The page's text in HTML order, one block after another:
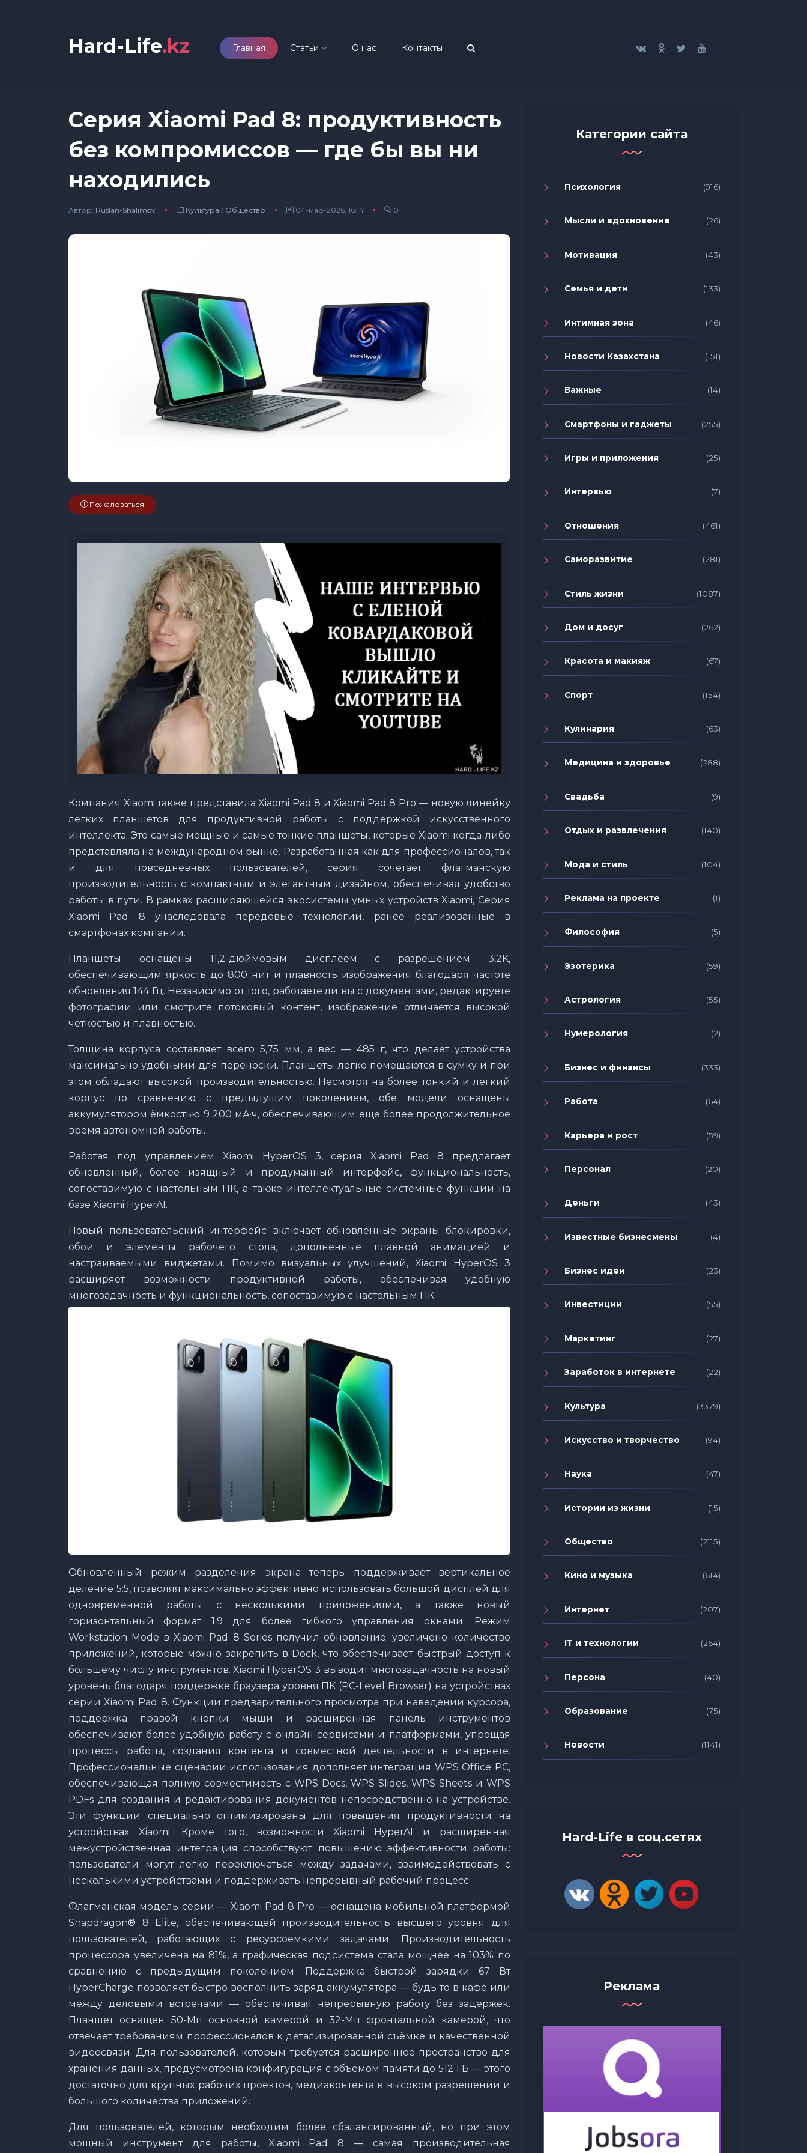
Hard-Life.kz Главная Статьи О нас Контакты
Серия Xiaomi Pad 8: продуктивность
без компромиссов — где бы вы ни
находились
Автор: Ruslan-Shalimov Культура / Общество 04-мар-2026, 16:14 0
Пожаловаться
Компания Xiaomi также представила Xiaomi Pad 8 и Xiaomi Pad 8 Pro — новую линейку
легких планшетов для продуктивной работы с поддержкой искусственного
интеллекта. Это самые мощные и самые тонкие планшеты, которые Xiaomi когда-либо
представляла на международном рынке. Разработанная как для профессионалов, так
и для повседневных пользователей, серия сочетает флагманскую
производительность с компактным и элегантным дизайном, обеспечивая удобство
работы в пути. В рамках расширяющейся экосистемы умных устройств Xiaomi, Серия
Xiaomi Pad 8 унаследовала передовые технологии, ранее реализованные в
смартфонах компании.
Планшеты оснащены 11,2-дюймовым дисплеем с разрешением 3,2K,
обеспечивающим яркость до 800 нит и плавность изображения благодаря частоте
обновления 144 Гц. Независимо от того, работаете ли вы с документами, редактируете
фотографии или смотрите потоковый контент, изображение отличается высокой
четкостью и плавностью.
Толщина корпуса составляет всего 5,75 мм, а вес — 485 г, что делает устройства
максимально удобными для переноски. Планшеты легко помещаются в сумку и при
этом обладают высокой производительностью. Несмотря на более тонкий и лёгкий
корпус по сравнению с предыдущим поколением, обе модели оснащены
аккумулятором ёмкостью 9 200 мА·ч, обеспечивающим ещё более продолжительное
время автономной работы.
Работая под управлением Xiaomi HyperOS 3, серия Xiaomi Pad 8 предлагает
обновленный, более изящный и продуманный интерфейс, функциональность,
сопоставимую с настольным ПК, а также интеллектуальные системные функции на
базе Xiaomi HyperAI.
Новый пользовательский интерфейс включает обновленные экраны блокировки,
обои и элементы рабочего стола, дополненные плавной анимацией и
настраиваемыми виджетами. Помимо визуальных улучшений, Xiaomi HyperOS 3
расширяет возможности продуктивной работы, обеспечивая удобную
многозадачность и функциональность, сопоставимую с настольным ПК.
Обновленный режим разделения экрана теперь поддерживает вертикальное
деление 5:5, позволяя максимально эффективно использовать большой дисплей для
одновременной работы с несколькими приложениями, а также новый
горизонтальный формат 1:9 для более гибкого управления окнами. Режим
Workstation Mode в Xiaomi Pad 8 Series получил обновление: увеличено количество
приложений, которые можно закрепить в Dock, что обеспечивает быстрый доступ к
большему числу инструментов. Xiaomi HyperOS 3 выводит многозадачность на новый
уровень благодаря поддержке браузера уровня ПК (PC-Level Browser) на устройствах
серии Xiaomi Pad 8. Функции предварительного просмотра при наведении курсора,
поддержка правой кнопки мыши и расширенная панель инструментов
обеспечивают более удобную работу с онлайн-сервисами и платформами, упрощая
процессы работы, создания контента и совместной деятельности в интернете.
Профессиональные сценарии использования дополняет интеграция WPS Office PC,
обеспечивающая полную совместимость с WPS Docs, WPS Slides, WPS Sheets и WPS
PDFs для создания и редактирования документов непосредственно на устройстве.
Эти функции специально оптимизированы для повышения продуктивности на
устройствах Xiaomi. Кроме того, возможности Xiaomi HyperAI и расширенная
межустройственная интеграция способствуют повышению эффективности работы:
пользователи могут легко переключаться между задачами, взаимодействовать с
несколькими устройствами и поддерживать непрерывный рабочий процесс.
Флагманская модель серии — Xiaomi Pad 8 Pro — оснащена мобильной платформой
Snapdragon® 8 Elite, обеспечивающей производительность высшего уровня для
пользователей, работающих с ресурсоемкими задачами. Производительность
процессора увеличена на 81%, а графическая подсистема стала мощнее на 103% по
сравнению с предыдущим поколением. Поддержка быстрой зарядки 67 Вт
HyperCharge позволяет быстро восполнить заряд аккумулятора — будь то в кафе или
между деловыми встречами — обеспечивая непрерывную работу без задержек.
Планшет оснащен 50-Мп основной камерой и 32-Мп фронтальной камерой, что
отвечает требованиям профессионалов к детализированной съёмке и качественной
видеосвязи. Для пользователей, которым требуется расширенное пространство для
хранения данных, предусмотрена конфигурация с объемом памяти до 512 ГБ — этого
достаточно для крупных рабочих проектов, медиаконтента в высоком разрешении и
большого количества приложений.
Для пользователей, которым необходим более сбалансированный, но при этом
мощный инструмент для работы, Xiaomi Pad 8 — самая производительная
Категории сайта
Психология (916)
Мысли и вдохновение (26)
Мотивация (43)
Семья и дети (133)
Интимная зона (46)
Новости Казахстана (151)
Важные (14)
Смартфоны и гаджеты (255)
Игры и приложения (25)
Интервью (7)
Отношения (461)
Саморазвитие (281)
Стиль жизни (1087)
Дом и досуг (262)
Красота и макияж (67)
Спорт (154)
Кулинария (63)
Медицина и здоровье (288)
Свадьба (9)
Отдых и развлечения (140)
Мода и стиль (104)
Реклама на проекте (1)
Философия (5)
Эзотерика (59)
Астрология (55)
Нумерология (2)
Бизнес и финансы (333)
Работа (64)
Карьера и рост (59)
Персонал (20)
Деньги (43)
Известные бизнесмены (4)
Бизнес идеи (23)
Инвестиции (55)
Маркетинг (27)
Заработок в интернете (22)
Культура (3379)
Искусство и творчество (94)
Наука (47)
Истории из жизни (15)
Общество (2115)
Кино и музыка (614)
Интернет (207)
IT и технологии (264)
Персона (40)
Образование (75)
Новости (1141)
Hard-Life в соц.сетях
Реклама